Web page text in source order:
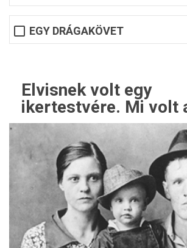
EGY DRÁGAKÖVET
Elvisnek volt egy
ikertestvére. Mi volt